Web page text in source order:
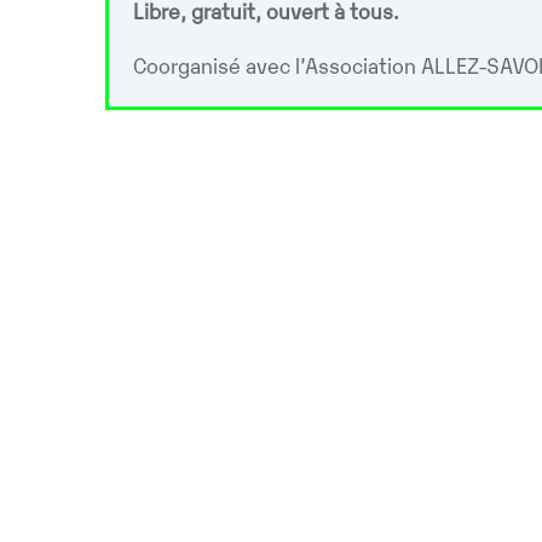
Libre, gratuit, ouvert à tous.
Coorganisé avec l’Association ALLEZ-